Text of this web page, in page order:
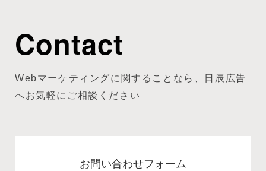
Contact
Webマーケティングに関することなら、日辰広告
へお気軽にご相談ください
お問い合わせフォーム